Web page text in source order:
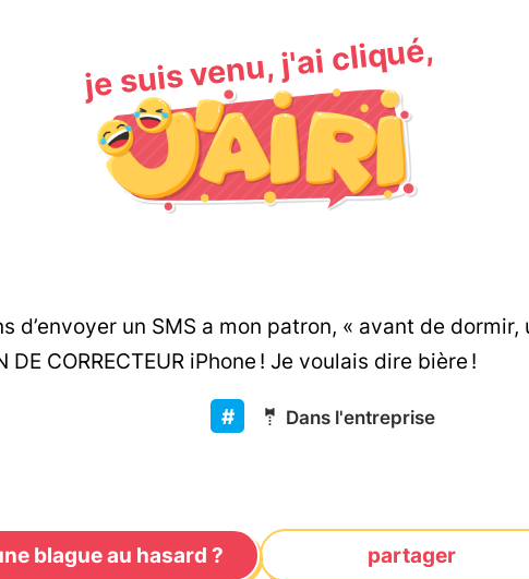
je suis venu, j'ai cliqué,
d’envoyer un SMS a mon patron, « avant de
DE CORRECTEUR iPhone ! Je voulais dire bière !
🤵 Dans l'entreprise
blague au hasard ? partager